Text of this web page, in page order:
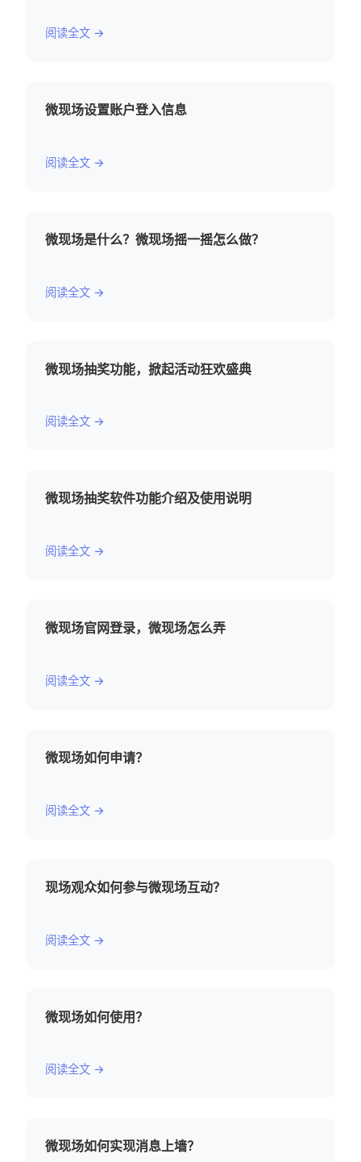
阅读全文 →
微现场设置账户登入信息
阅读全文 →
微现场是什么？微现场摇一摇怎么做？
阅读全文 →
微现场抽奖功能，掀起活动狂欢盛典
阅读全文 →
微现场抽奖软件功能介绍及使用说明
阅读全文 →
微现场官网登录，微现场怎么弄
阅读全文 →
微现场如何申请？
阅读全文 →
现场观众如何参与微现场互动？
阅读全文 →
微现场如何使用？
阅读全文 →
微现场如何实现消息上墙？